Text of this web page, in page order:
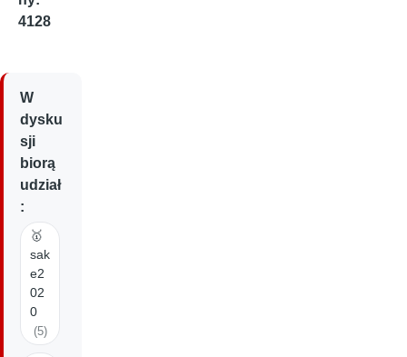
4128
W
dysku
sji
biorą
udział
:
🥇
sak
e2
02
0
(5)